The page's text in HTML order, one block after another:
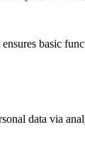
basic
data via